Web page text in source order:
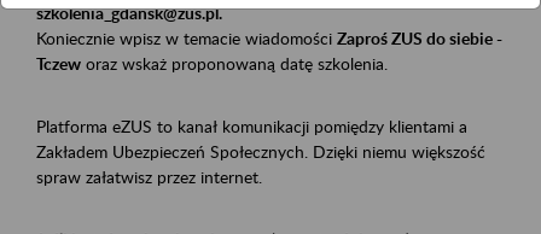
szkolenia_gdansk@zus.pl.
Koniecznie wpisz w temacie wiadomości Zaproś ZUS do siebie -
Tczew oraz wskaż proponowaną datę szkolenia.
Platforma eZUS to kanał komunikacji pomiędzy klientami a
Zakładem Ubezpieczeń Społecznych. Dzięki niemu większość
spraw załatwisz przez internet.